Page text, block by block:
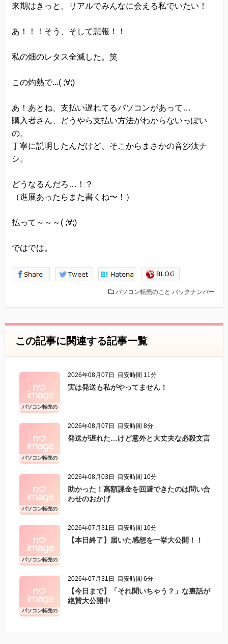
来期はきっと、リアルでみんなに会える私でいたい！
あ！！！そう、そして悲報！！
私の畑のレタス全滅した。笑
この灼熱で...( ;∀;)
あ！あとね、支払い遅れてるパソコンがあって…
購入者さん、どうやら支払い方法がわからないっぽい
の。
丁寧に説明したんだけど、そこからまさかの音沙汰ナ
シ。
どうなるんだろ…！？
（進展あったらまた書くね〜！）
払って～～～( ;∀;)
ではでは。
パソコン転売のこと バックナンバー
この記事に関連する記事一覧
パソコン転売の
こと
2026年08月07日 目安時間 11分
実は発送も私がやってません！
パソコン転売の
こと
2026年08月07日 目安時間 8分
発送が遅れた…けど意外と大丈夫な必殺文言
パソコン転売の
こと
2026年08月03日 目安時間 10分
助かった！高額課金を回避できたのは問い合
わせのおかげ
パソコン転売の
こと
2026年07月31日 目安時間 10分
【本日終了】届いた感想を一挙大公開！！
パソコン転売の
こと
2026年07月31日 目安時間 6分
【今日まで】「それ聞いちゃう？」な裏話が
絶賛大公開中